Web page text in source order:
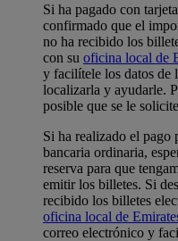
Si ha pagado con
confirmado que el
no ha recibido los
con su oficina local de
y facilítele los datos de
localizarla y ayudarle.
posible que se le
Si ha realizado el pago
bancaria ordinaria,
reserva para que
emitir los billetes. Si
recibido los billetes
oficina local de
correo electrónico y